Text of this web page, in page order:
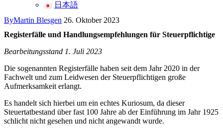
日本語
ByMartin Blesgen 26. Oktober 2023
Registerfälle und Handlungsempfehlungen für Steuerpflichtige
Bearbeitungsstand 1. Juli 2023
Die sogenannten Registerfälle haben seit dem Jahr 2020 in der
Fachwelt und zum Leidwesen der Steuerpflichtigen große
Aufmerksamkeit erlangt.
Es handelt sich hierbei um ein echtes Kuriosum, da dieser
Steuertatbestand über fast 100 Jahre ab der Einführung im Jahr 1925
schlicht nicht gesehen und nicht angewandt wurde.